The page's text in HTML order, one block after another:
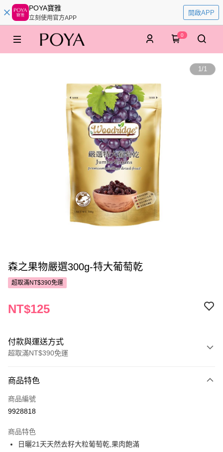
POYA寶雅
立刻使用官方APP
開啟APP
0
1/1
森之果物嚴選300g-特大葡萄乾
超取滿NT$390免運
NT$125
付款與運送方式
超取滿NT$390免運
POYA支付
信用卡一次付款
LINE Pay
商品特色
商品編號
9928818
商品特色
日曬21天天然去籽大粒葡萄乾,果肉飽滿